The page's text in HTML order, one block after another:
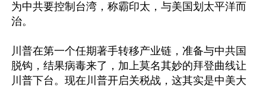
为中共要控制台湾，称霸印太，与美国划太平洋而
治。
川普在第一个任期著手转移产业链，准备与中共国
脱钩，结果病毒来了，加上莫名其妙的拜登曲线让
川普下台。现在川普开启关税战，这其实是中美大